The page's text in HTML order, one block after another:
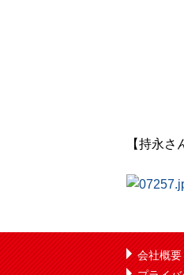
【持永さ
会社概要